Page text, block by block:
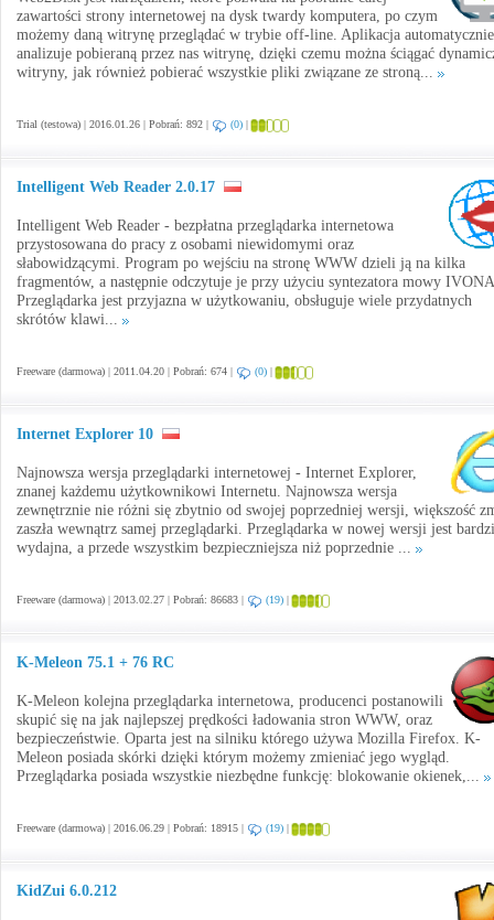
zawartości strony internetowej na dysk twardy komputera, po czym
możemy daną witrynę przeglądać w trybie off-line. Aplikacja automatycznie
analizuje pobieraną przez nas witrynę, dzięki czemu można ściągać
witryny, jak również pobierać wszystkie pliki związane ze stroną...
Trial (testowa) | 2016.01.26 | Pobrań: 892 | (0) |
Intelligent Web Reader 2.0.17
Intelligent Web Reader - bezpłatna przeglądarka internetowa
przystosowana do pracy z osobami niewidomymi oraz
słabowidzącymi. Program po wejściu na stronę WWW dzieli ją na kilka
fragmentów, a następnie odczytuje je przy użyciu syntezatora mowy
Przeglądarka jest przyjazna w użytkowaniu, obsługuje wiele przydatnych
skrótów klawi...
Freeware (darmowa) | 2011.04.20 | Pobrań: 674 | (0) |
Internet Explorer 10
Najnowsza wersja przeglądarki internetowej - Internet Explorer,
znanej każdemu użytkownikowi Internetu. Najnowsza wersja
zewnętrznie nie różni się zbytnio od swojej poprzedniej wersji, większość
zaszła wewnątrz samej przeglądarki. Przeglądarka w nowej wersji jest
wydajna, a przede wszystkim bezpieczniejsza niż poprzednie ...
Freeware (darmowa) | 2013.02.27 | Pobrań: 86683 | (19) |
K-Meleon 75.1 + 76 RC
K-Meleon kolejna przeglądarka internetowa, producenci postanowili
skupić się na jak najlepszej prędkości ładowania stron WWW, oraz
bezpieczeństwie. Oparta jest na silniku którego używa Mozilla Firefox. K-
Meleon posiada skórki dzięki którym możemy zmieniać jego wygląd.
Przeglądarka posiada wszystkie niezbędne funkcję: blokowanie okienek,...
Freeware (darmowa) | 2016.06.29 | Pobrań: 18915 | (19) |
KidZui 6.0.212